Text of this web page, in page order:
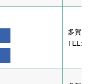
多賀
TEL: